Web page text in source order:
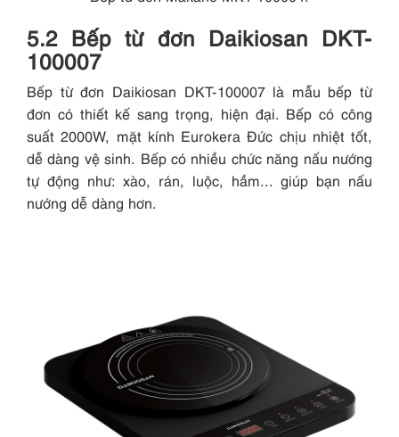
5.2 Bếp từ đơn Daikiosan DKT-
100007
Bếp từ đơn Daikiosan DKT-100007 là mẫu bếp từ
đơn có thiết kế sang trọng, hiện đại. Bếp có công
suất 2000W, mặt kính Eurokera Đức chịu nhiệt tốt,
dễ dàng vệ sinh. Bếp có nhiều chức năng nấu nướng
tự động như: xào, rán, luộc, hầm... giúp bạn nấu
nướng dễ dàng hơn.